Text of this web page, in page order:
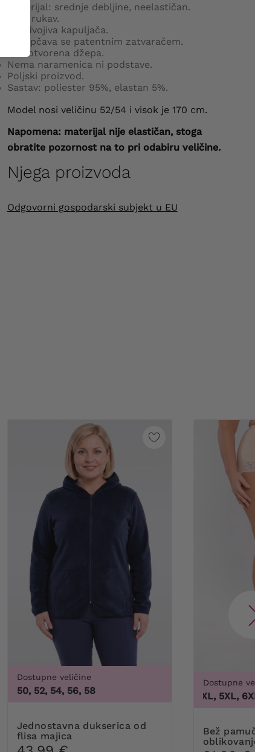
Materijal: srednje debljine, neelastičan.
Dugi rukav.
Neodvojiva kapuljača.
Zakopčava se patentnim zatvaračem.
Dva otvorena džepa.
Nema naramenica ni podstave.
Poljski proizvod.
Sastav: poliester 95%, elastan 5%.
Model nosi veličinu 52/54 i visok je 170 cm.
Napomena: materijal nije elastičan, stoga
obratite pozornost na to pri odabiru veličine.
Njega proizvoda
Odgovorni gospodarski subjekt u EU
Dostupne veličine
50, 52, 54, 56, 58
Jednostavna dukserica od
flisa majica
Dostupne
3XL, 4XL, 5XL, 6XL,
Bež pamučne gaćice za